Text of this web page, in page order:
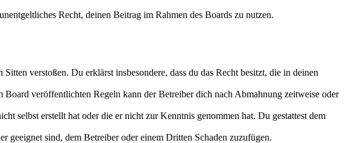
Recht, deinen Beitrag im Rahmen des Boards zu nutzen.
verstoßen. Du erklärst insbesondere, dass du das Recht besitzt, die in deinen
veröffentlichten Regeln kann der Betreiber dich nach Abmahnung zeitweise oder
selbst erstellt hat oder die er nicht zur Kenntnis genommen hat. Du gestattest dem
geeignet sind, dem Betreiber oder einem Dritten Schaden zuzufügen.